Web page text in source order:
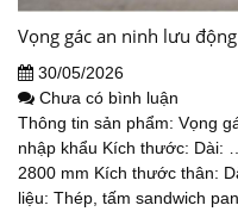
Vọng gác an ninh lưu động
30/05/2026
Chưa có bình luận
Thông tin sản phẩm: Vọng
nhập khẩu Kích thước: Dài:
2800 mm Kích thước thân:
liệu: Thép, tấm sandwich